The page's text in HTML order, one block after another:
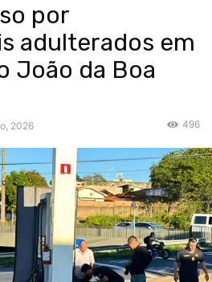
por
adulterados em
João da Boa
2026 496